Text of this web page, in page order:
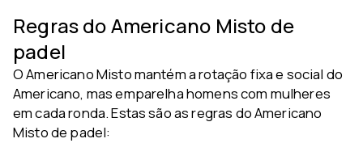
Regras do Americano Misto de
padel
O Americano Misto mantém a rotação fixa e social do
Americano, mas emparelha homens com mulheres
em cada ronda. Estas são as regras do Americano
Misto de padel: